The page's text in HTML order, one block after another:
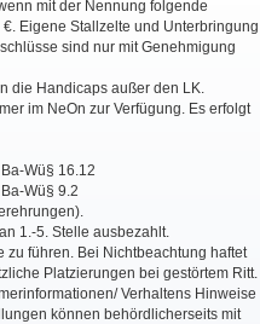
mit der Nennung folgende
Eigene Stallzelte und Unterbringung
sind nur mit Genehmigung
die Handicaps außer den LK.
im NeOn zur Verfügung. Es erfolgt
Wü§ 16.12
Wü§ 9.2
1.-5. Stelle ausbezahlt.
führen. Bei Nichtbeachtung haftet
Platzierungen bei gestörtem Ritt.
Verhaltens Hinweise
können behördlicherseits mit